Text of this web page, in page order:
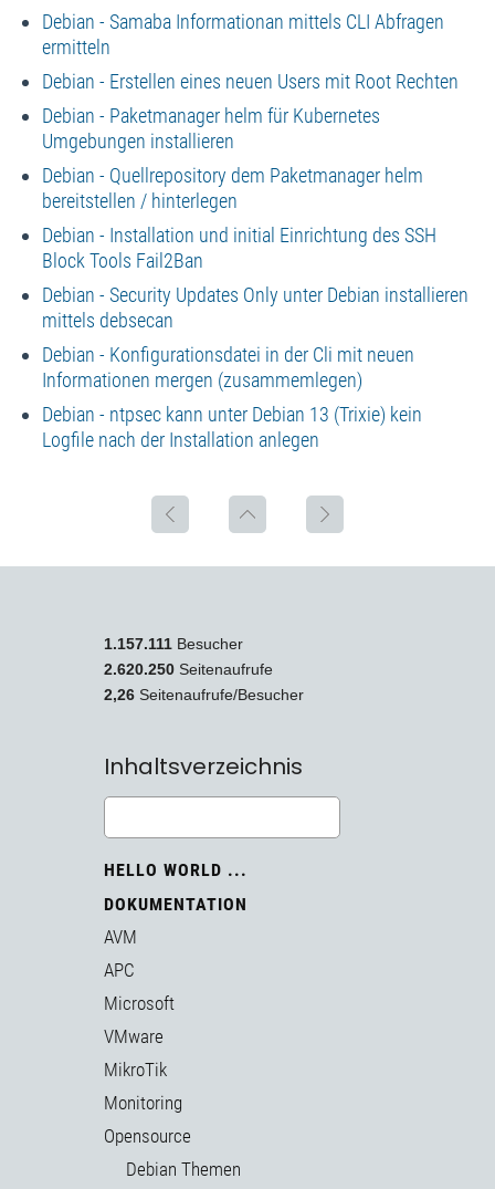
Debian - Samaba Informationan mittels CLI Abfragen
ermitteln
Debian - Erstellen eines neuen Users mit Root Rechten
Debian - Paketmanager helm für Kubernetes
Umgebungen installieren
Debian - Quellrepository dem Paketmanager helm
bereitstellen / hinterlegen
Debian - Installation und initial Einrichtung des SSH
Block Tools Fail2Ban
Debian - Security Updates Only unter Debian installieren
mittels debsecan
Debian - Konfigurationsdatei in der Cli mit neuen
Informationen mergen (zusammemlegen)
Debian - ntpsec kann unter Debian 13 (Trixie) kein
Logfile nach der Installation anlegen
1.157.111 Besucher
2.620.250 Seitenaufrufe
2,26 Seitenaufrufe/Besucher
Inhaltsverzeichnis
HELLO WORLD ...
DOKUMENTATION
AVM
APC
Microsoft
VMware
MikroTik
Monitoring
Opensource
Debian Themen